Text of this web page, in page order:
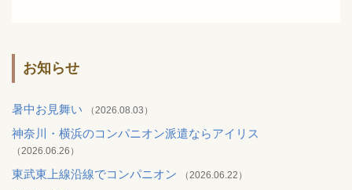
お知らせ
暑中お見舞い （2026.08.03）
神奈川・横浜のコンパニオン派遣ならアイリス
（2026.06.26）
東武東上線沿線でコンパニオン （2026.06.22）